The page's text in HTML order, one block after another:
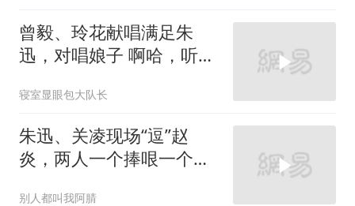
曾毅、玲花献唱满足朱
迅，对唱娘子 啊哈，听得
寝室显眼包大队长
朱迅、关凌现场“逗”赵
炎，两人一个捧哏一个逗
别人都叫我阿腈